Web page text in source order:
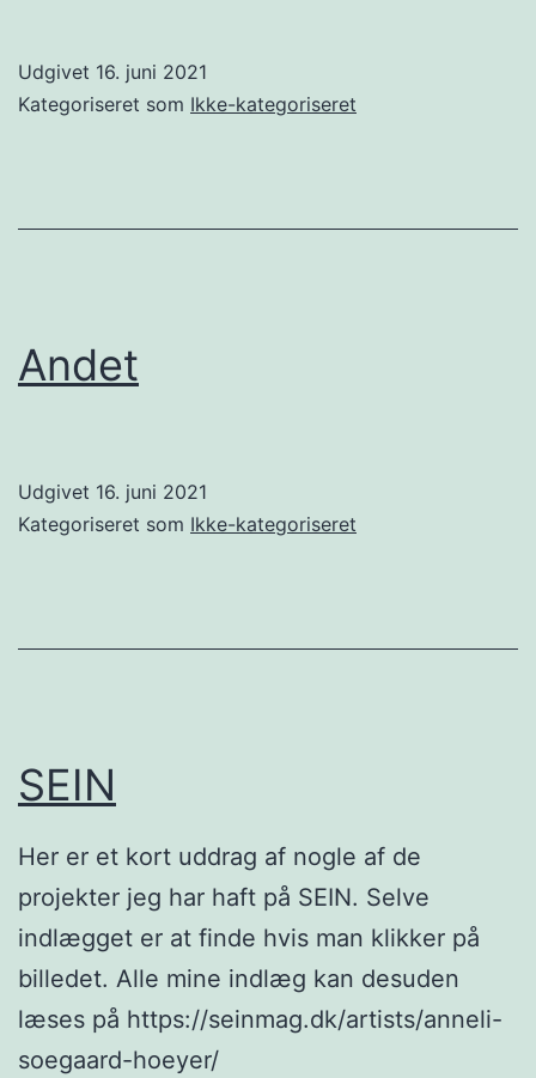
Udgivet 16. juni 2021
Kategoriseret som Ikke-kategoriseret
Andet
Udgivet 16. juni 2021
Kategoriseret som Ikke-kategoriseret
SEIN
Her er et kort uddrag af nogle af de
projekter jeg har haft på SEIN. Selve
indlægget er at finde hvis man klikker på
billedet. Alle mine indlæg kan desuden
læses på https://seinmag.dk/artists/anneli-
soegaard-hoeyer/